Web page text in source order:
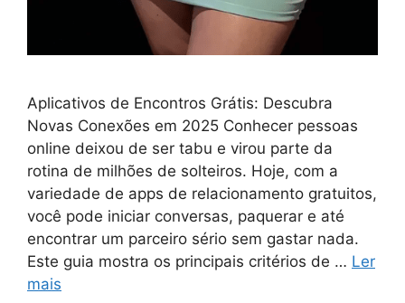
Aplicativos de Encontros Grátis: Descubra
Novas Conexões em 2025 Conhecer pessoas
online deixou de ser tabu e virou parte da
rotina de milhões de solteiros. Hoje, com a
variedade de apps de relacionamento gratuitos,
você pode iniciar conversas, paquerar e até
encontrar um parceiro sério sem gastar nada.
Este guia mostra os principais critérios de … Ler
mais